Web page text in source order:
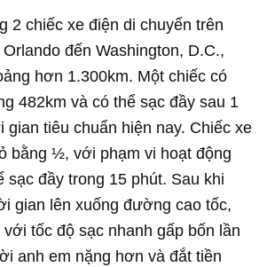
2 chiếc xe điện di chuyển trên
đến Washington, D.C.,
hơn 1.300km. Một chiếc có
482km và có thể sạc đầy sau 1
gian tiêu chuẩn hiện nay. Chiếc xe
bằng ½, với phạm vi hoạt động
sạc đầy trong 15 phút. Sau khi
gian lên xuống đường cao tốc,
tốc độ sạc nhanh gấp bốn lần
anh em nặng hơn và đắt tiền